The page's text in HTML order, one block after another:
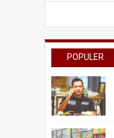
POPULER